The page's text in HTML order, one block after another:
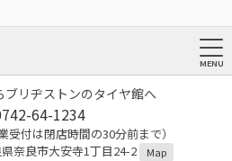
ブリヂストンのタイヤ館へ
64-1234
受付は閉店時間の30分前まで）
奈良市大安寺1丁目24-2
Map